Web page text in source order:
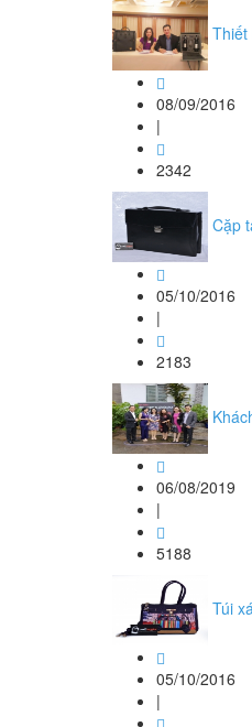
08/09/2016
|
2342
Cặp
05/10/2016
|
2183
06/08/2019
|
5188
Túi
05/10/2016
|